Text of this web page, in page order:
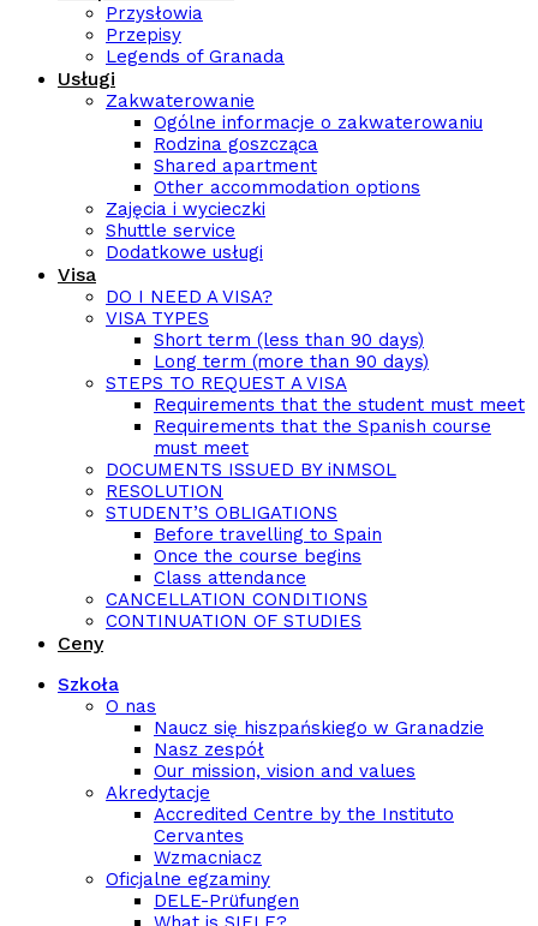
Przysłowia
Przepisy
Legends of Granada
Usługi
Zakwaterowanie
Ogólne informacje o zakwaterowaniu
Rodzina goszcząca
Shared apartment
Other accommodation options
Zajęcia i wycieczki
Shuttle service
Dodatkowe usługi
Visa
DO I NEED A VISA?
VISA TYPES
Short term (less than 90 days)
Long term (more than 90 days)
STEPS TO REQUEST A VISA
Requirements that the student must meet
Requirements that the Spanish course
must meet
DOCUMENTS ISSUED BY iNMSOL
RESOLUTION
STUDENT’S OBLIGATIONS
Before travelling to Spain
Once the course begins
Class attendance
CANCELLATION CONDITIONS
CONTINUATION OF STUDIES
Ceny
Szkoła
O nas
Naucz się hiszpańskiego w Granadzie
Nasz zespół
Our mission, vision and values
Akredytacje
Accredited Centre by the Instituto
Cervantes
Wzmacniacz
Oficjalne egzaminy
DELE-Prüfungen